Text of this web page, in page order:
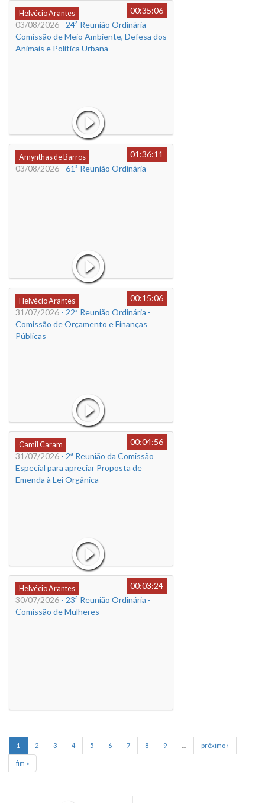
Helvécio Arantes
00:35:06
03/08/2026 - 24ª Reunião Ordinária -
Comissão de Meio Ambiente, Defesa dos
Animais e Política Urbana
Amynthas de Barros
01:36:11
03/08/2026 - 61ª Reunião Ordinária
Helvécio Arantes
00:15:06
31/07/2026 - 22ª Reunião Ordinária -
Comissão de Orçamento e Finanças
Públicas
Camil Caram
00:04:56
31/07/2026 - 2ª Reunião da Comissão
Especial para apreciar Proposta de
Emenda à Lei Orgânica
Helvécio Arantes
00:03:24
30/07/2026 - 23ª Reunião Ordinária -
Comissão de Mulheres
1 2 3 4 5 6 7 8 9 próximo ›
fim »